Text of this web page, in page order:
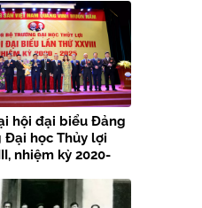
hội đại biểu Đảng
Đại học Thủy lợi
nhiệm kỳ 2020-